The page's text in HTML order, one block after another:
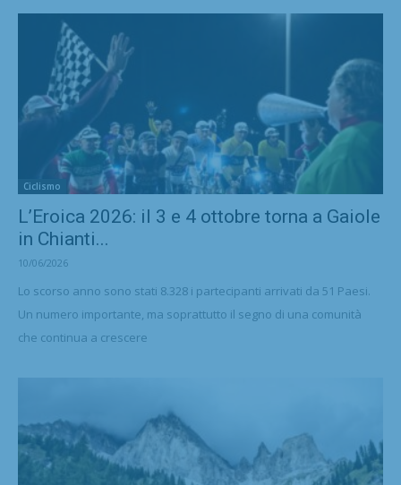
Ciclismo
L’Eroica 2026: il 3 e 4 ottobre torna a Gaiole
in Chianti...
10/06/2026
Lo scorso anno sono stati 8.328 i partecipanti arrivati da 51 Paesi.
Un numero importante, ma soprattutto il segno di una comunità
che continua a crescere